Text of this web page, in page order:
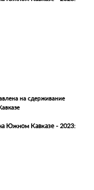
на сдерживание
Южном Кавказе - 2023: